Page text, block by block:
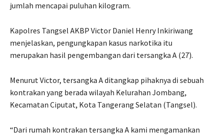
jumlah mencapai puluhan kilogram.
Kapolres Tangsel AKBP Victor Daniel Henry Inkiriwang
menjelaskan, pengungkapan kasus narkotika itu
merupakan hasil pengembangan dari tersangka A (27).
Menurut Victor, tersangka A ditangkap pihaknya di sebuah
kontrakan yang berada wilayah Kelurahan Jombang,
Kecamatan Ciputat, Kota Tangerang Selatan (Tangsel).
“Dari rumah kontrakan tersangka A kami mengamankan